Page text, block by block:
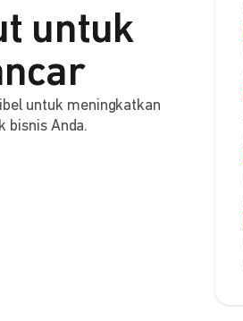
untuk
untuk meningkatkan
bisnis Anda.